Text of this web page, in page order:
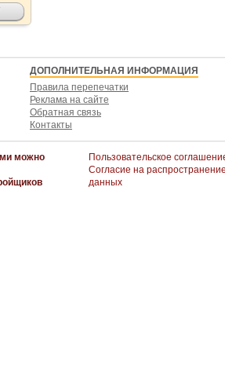
ДОПОЛНИТЕЛЬНАЯ ИНФОРМАЦИЯ
Правила перепечатки
Реклама на сайте
Обратная связь
Контакты
можно
Пользовательское
Согласие на
данных